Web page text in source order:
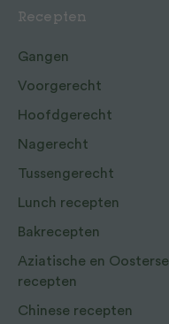
Recepten
Gangen
Voorgerecht
Hoofdgerecht
Nagerecht
Tussengerecht
Lunch recepten
Bakrecepten
Aziatische en Oosterse
recepten
Chinese recepten